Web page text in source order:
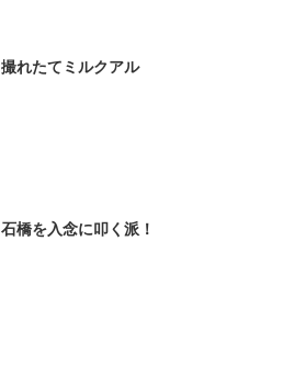
撮れたてミルクアル
石橋を入念に叩く派！